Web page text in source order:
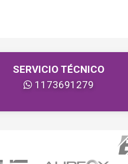
SERVICIO TÉCNICO
1173691279